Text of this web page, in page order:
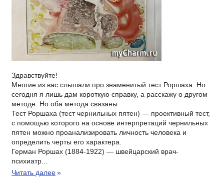
Здравствуйте!
Многие из вас слышали про знаменитый тест Роршаха. Но
сегодня я лишь дам короткую справку, а расскажу о другом
методе. Но оба метода связаны.
Тест Роршаха (тест чернильных пятен) — проективный тест,
с помощью которого на основе интерпретаций чернильных
пятен можно проанализировать личность человека и
определить черты его характера.
Герман Роршах (1884-1922) — швейцарский врач-
психиатр...
Читать далее»